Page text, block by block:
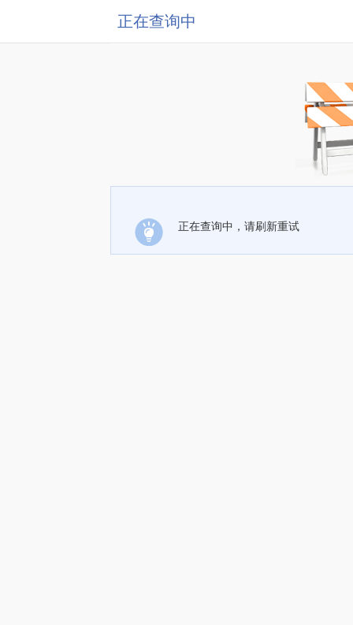
正在查询中
正在查询中，请刷新重试